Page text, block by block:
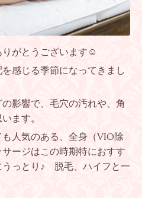
がとうございます☺
感じる季節になってきまし
影響で、毛穴の汚れや、角
ます。
人気のある、全身（VIO除
ージはこの時期特におすす
っとり♪ 脱毛、ハイフと一